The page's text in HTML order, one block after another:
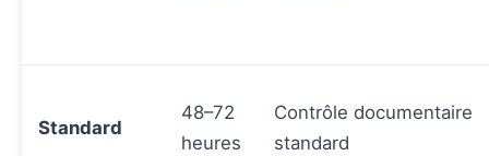
Standard
48–72
heures
Contrôle documentaire
standard